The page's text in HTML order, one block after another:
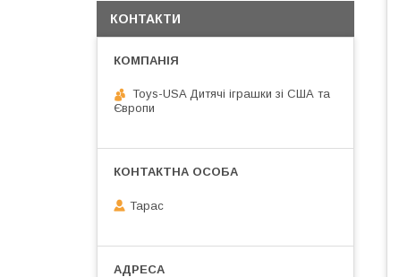
КОНТАКТИ
Toys-USA Дитячі іграшки зі США та
Європи
Тарас